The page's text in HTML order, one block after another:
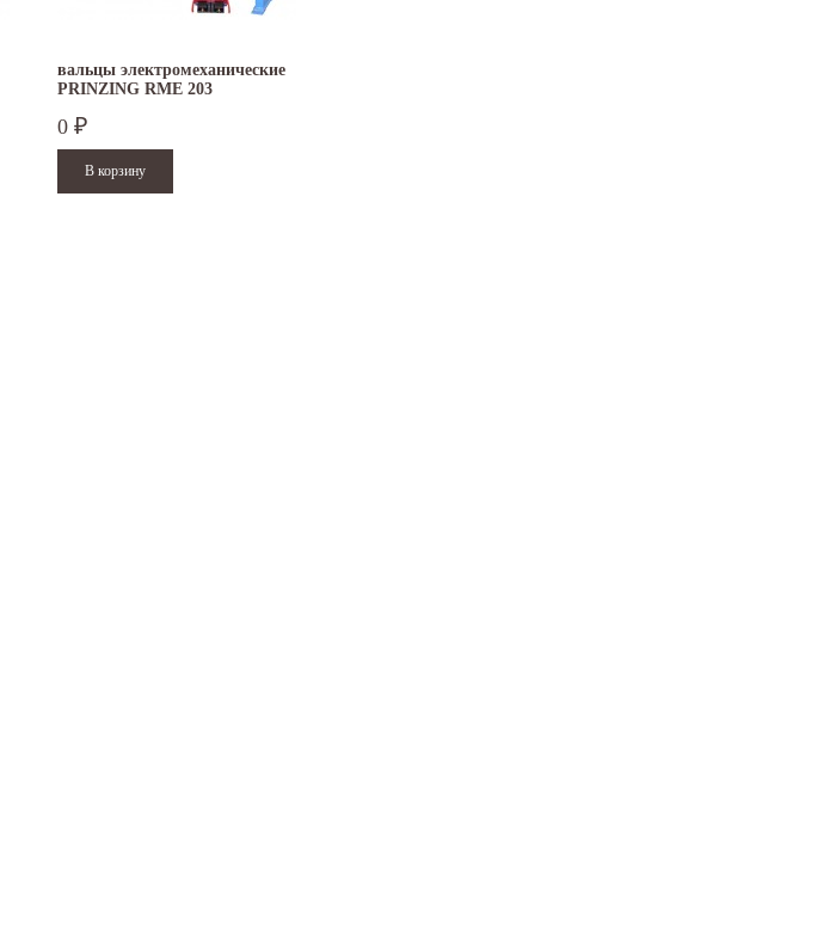
вальцы электромеханические
PRINZING RME 203
0 ₽